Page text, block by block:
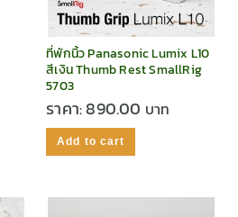
ที่พักนิ้ว Panasonic Lumix L10
สีเงิน Thumb Rest SmallRig
5703
ราคา:890.00
Add to cart